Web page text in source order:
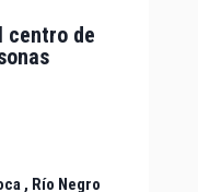
centro de
, Río Negro